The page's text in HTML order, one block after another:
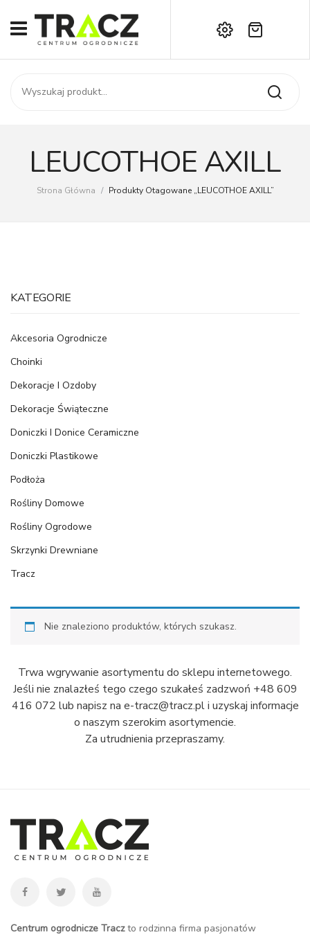
START
SKLEP
AKTUALNOŚCI
Kontakt
Brak produktów w koszyku.
LEUCOTHOE AXILL
Strona Główna / Produkty Otagowane „LEUCOTHOE AXILL”
KATEGORIE
Akcesoria Ogrodnicze
Choinki
Dekoracje I Ozdoby
Dekoracje Świąteczne
Doniczki I Donice Ceramiczne
Doniczki Plastikowe
Podłoża
Rośliny Domowe
Rośliny Ogrodowe
Skrzynki Drewniane
Tracz
Nie znaleziono produktów, których szukasz.
Trwa wgrywanie asortymentu do sklepu internetowego.
Jeśli nie znalazłeś tego czego szukałeś zadzwoń +48 609
416 072 lub napisz na e-tracz@tracz.pl i uzyskaj informacje
o naszym szerokim asortymencie.
Za utrudnienia przepraszamy.
Centrum ogrodnicze Traczto rodzinna firma pasjonatów